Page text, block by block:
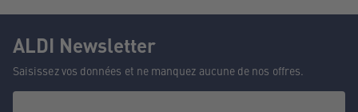
ALDI Newsletter
Saisissez vos données et ne manquez aucune de nos offres.